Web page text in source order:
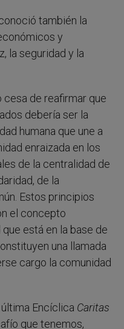
también la
y
la seguridad y la
cesa de reafirmar que
debería ser la
humana que une a
enraizada en los
de la centralidad de
de la
Estos principios
el concepto
está en la base de
una llamada
cargo la comunidad
Encíclica Caritas
que tenemos,